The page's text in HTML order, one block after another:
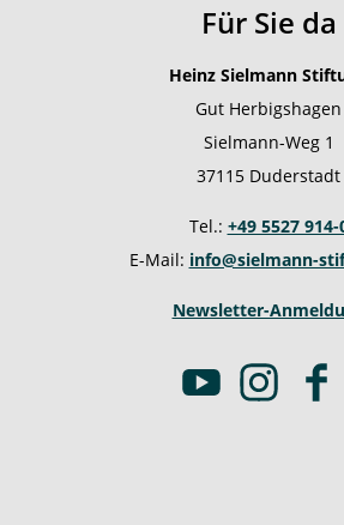
Für Sie da
Heinz Sielmann
Gut Herbigshagen
Sielmann-Weg 1
37115 Duderstadt
Tel.: +49 5527 914-
E-Mail: info@sielmann-
Newsletter-
Y
I
n
F